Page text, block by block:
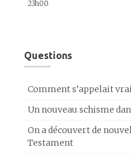
23h00
Questions
Comment s’appelait
Un nouveau schisme
On a découvert de
Testament